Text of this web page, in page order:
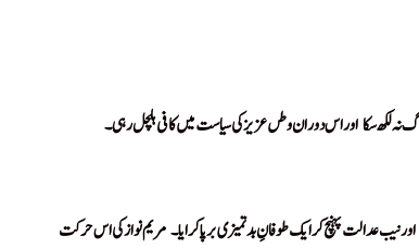
! اور اس دوران وطں عزیز کی سیاست میں کافی ہلچل رہی۔
اور نیب عدالت پہنچ کر ایک طوفانِ بدتمیزی برپا کرایا۔! مریم نواز کی اس حرکت